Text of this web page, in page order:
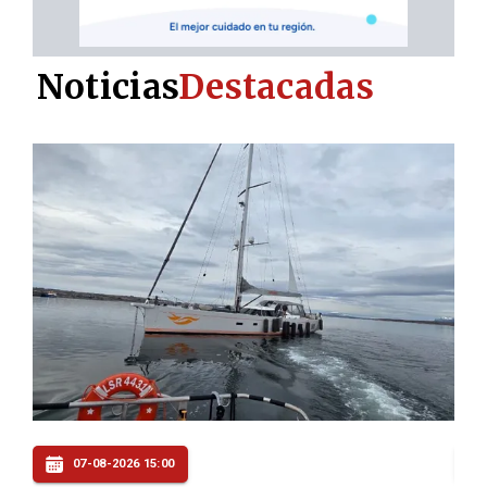
07-08-2026 14:00
NoticiasDestacadas